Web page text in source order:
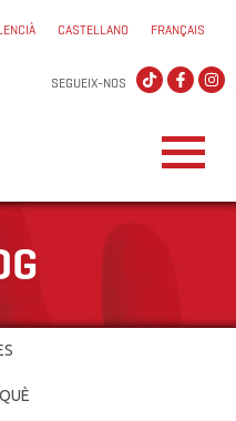
CASTELLANO FRANÇAIS
SEGUEIX-NOS